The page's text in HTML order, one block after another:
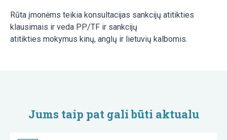
Rūta įmonėms teikia konsultacijas sankcijų atitikties
klausimais ir veda PP/TF ir sankcijų
atitikties mokymus kinų, anglų ir lietuvių kalbomis.
Jums taip pat gali būti aktualu